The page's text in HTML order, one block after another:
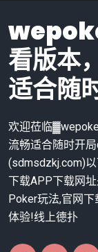
看版本
适合随
欢迎莅临
流畅适合随时开
(sdmsdzkj.com)
下载APP下载网
Poker玩法,官网
体验!线上德扑